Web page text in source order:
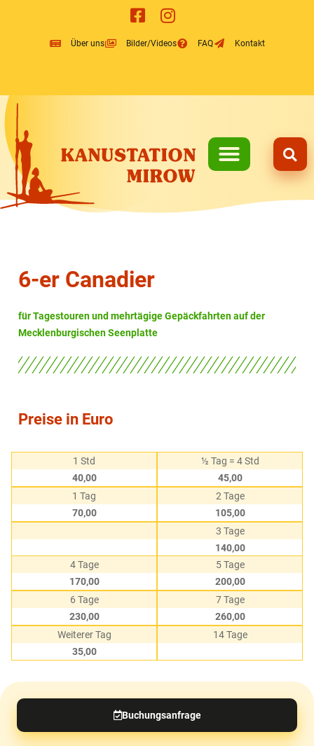
Über uns Bilder/Videos FAQ Kontakt
6-er Canadier
für Tagestouren und mehrtägige Gepäckfahrten auf der
Mecklenburgischen Seenplatte
Preise in Euro
1 Std
40,00
½ Tag = 4 Std
45,00
1 Tag
70,00
2 Tage
105,00
3 Tage
140,00
4 Tage
170,00
5 Tage
200,00
6 Tage
230,00
7 Tage
260,00
Weiterer Tag
35,00
14 Tage
Buchungsanfrage